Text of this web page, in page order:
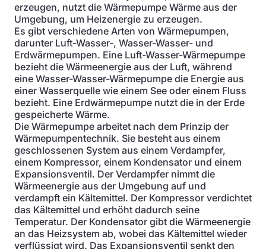
erzeugen, nutzt die Wärmepumpe Wärme aus der
Umgebung, um Heizenergie zu erzeugen.
Es gibt verschiedene Arten von Wärmepumpen,
darunter Luft-Wasser-, Wasser-Wasser- und
Erdwärmepumpen. Eine Luft-Wasser-Wärmepumpe
bezieht die Wärmeenergie aus der Luft, während
eine Wasser-Wasser-Wärmepumpe die Energie aus
einer Wasserquelle wie einem See oder einem Fluss
bezieht. Eine Erdwärmepumpe nutzt die in der Erde
gespeicherte Wärme.
Die Wärmepumpe arbeitet nach dem Prinzip der
Wärmepumpentechnik. Sie besteht aus einem
geschlossenen System aus einem Verdampfer,
einem Kompressor, einem Kondensator und einem
Expansionsventil. Der Verdampfer nimmt die
Wärmeenergie aus der Umgebung auf und
verdampft ein Kältemittel. Der Kompressor verdichtet
das Kältemittel und erhöht dadurch seine
Temperatur. Der Kondensator gibt die Wärmeenergie
an das Heizsystem ab, wobei das Kältemittel wieder
verflüssigt wird. Das Expansionsventil senkt den